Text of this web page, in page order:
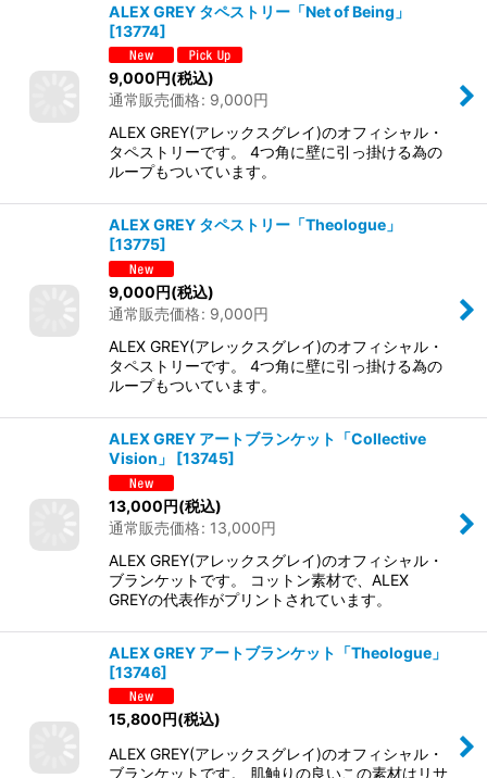
ALEX GREY タペストリー「Net of Being」
[13774]
9,000円(税込)
通常販売価格: 9,000円
ALEX GREY(アレックスグレイ)のオフィシャル・
タペストリーです。 4つ角に壁に引っ掛ける為の
ループもついています。
ALEX GREY タペストリー「Theologue」
[13775]
9,000円(税込)
通常販売価格: 9,000円
ALEX GREY(アレックスグレイ)のオフィシャル・
タペストリーです。 4つ角に壁に引っ掛ける為の
ループもついています。
ALEX GREY アートブランケット「Collective
Vision」
[13745]
13,000円(税込)
通常販売価格: 13,000円
ALEX GREY(アレックスグレイ)のオフィシャル・
ブランケットです。 コットン素材で、ALEX
GREYの代表作がプリントされています。
ALEX GREY アートブランケット「Theologue」
[13746]
15,800円(税込)
ALEX GREY(アレックスグレイ)のオフィシャル・
ブランケットです。 肌触りの良いこの素材はリサ